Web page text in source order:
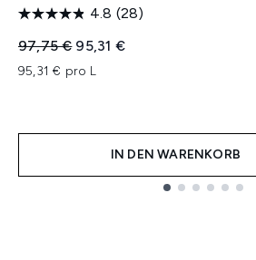
4.8 (28)
Unverbindliche Preisempfehlung:
97,75 € Aktueller Preis:
95,31 €
95,31 € pro L
IN DEN WARENKORB